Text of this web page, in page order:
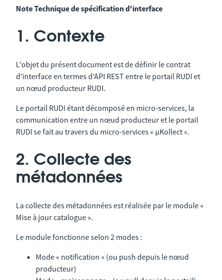
Note Technique de spécification d'interface
1. Contexte
L'objet du présent document est de définir le contrat
d'interface en termes d'API REST entre le portail RUDI et
un nœud producteur RUDI.
Le portail RUDI étant décomposé en micro-services, la
communication entre un nœud producteur et le portail
RUDI se fait au travers du micro-services « µKollect ».
2. Collecte des
métadonnées
La collecte des métadonnées est réalisée par le module «
Mise à jour catalogue ».
Le module fonctionne selon 2 modes :
Mode « notification » (ou push depuis le nœud
producteur)